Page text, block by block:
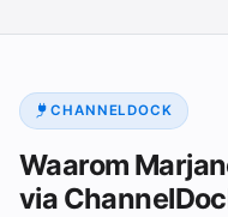
CHANNELDOCK
Waarom
via